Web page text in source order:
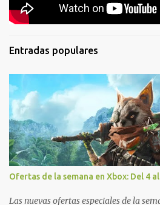
Entradas populares
Ofertas de la semana en Xbox: Del 4
Las nuevas ofertas especiales de la